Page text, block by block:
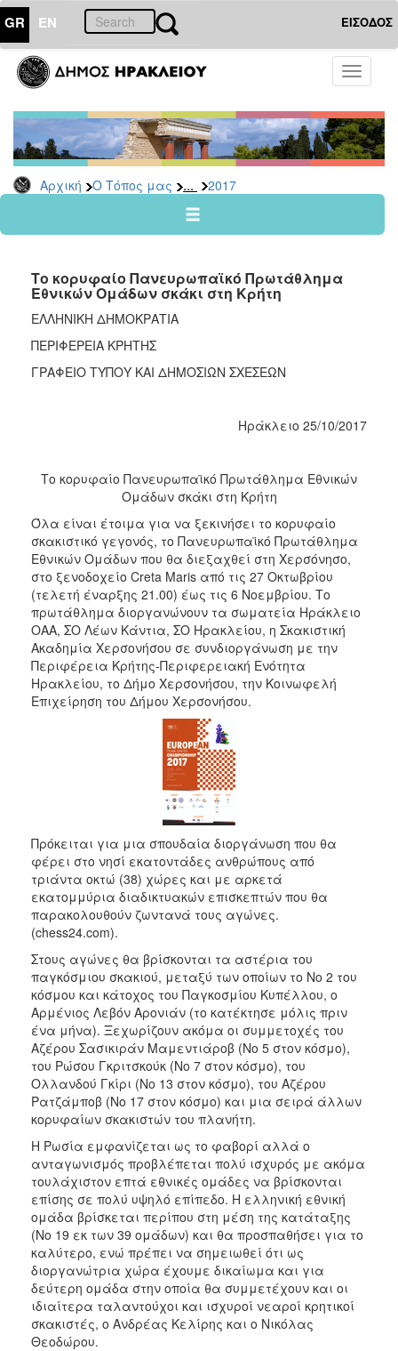
GR EN ΕΙΣΟΔΟΣ
Toggle
Αρχική Ο Τόπος μας ... 2017
ΤΟΠΟΣ
ΜΑΣ
Ανακοινώσεις
Αρχείο
2026
2024
2022
2021
2020
2019
2015
2011
ΔΗΜΟΣ
ΠΟΛΙΤΙΣΜΟΣ
ΑΝΘΕΚΤΙΚΗ
Το κορυφαίο Πανευρωπαϊκό Πρωτάθλημα
Εθνικών Ομάδων σκάκι στη Κρήτη
ΕΛΛΗΝΙΚΗ ΔΗΜΟΚΡΑΤΙΑ
ΠΕΡΙΦΕΡΕΙΑ ΚΡΗΤΗΣ
ΓΡΑΦΕΙΟ ΤΥΠΟΥ ΚΑΙ ΔΗΜΟΣΙΩΝ ΣΧΕΣΕΩΝ
Ηράκλειο 25/10/2017
Το κορυφαίο Πανευρωπαϊκό Πρωτάθλημα Εθνικών
Ομάδων σκάκι στη Κρήτη
Όλα είναι έτοιμα για να ξεκινήσει το κορυφαίο
σκακιστικό γεγονός, το Πανευρωπαϊκό Πρωτάθλημα
Εθνικών Ομάδων που θα διεξαχθεί στη Χερσόνησο,
στο ξενοδοχείο Creta Maris από τις 27 Οκτωβρίου
(τελετή έναρξης 21.00) έως τις 6 Νοεμβρίου. Το
πρωτάθλημα διοργανώνουν τα σωματεία Ηράκλειο
ΟΑΑ, ΣΟ Λέων Κάντια, ΣΟ Ηρακλείου, η Σκακιστική
Ακαδημία Χερσονήσου σε συνδιοργάνωση με την
Περιφέρεια Κρήτης-Περιφερειακή Ενότητα
Ηρακλείου, το Δήμο Χερσονήσου, την Κοινωφελή
Επιχείρηση του Δήμου Χερσονήσου.
Πρόκειται για μια σπουδαία διοργάνωση που θα
φέρει στο νησί εκατοντάδες ανθρώπους από
τριάντα οκτώ (38) χώρες και με αρκετά
εκατομμύρια διαδικτυακών επισκεπτών που θα
παρακολουθούν ζωντανά τους αγώνες.
(chess24.com).
Στους αγώνες θα βρίσκονται τα αστέρια του
παγκόσμιου σκακιού, μεταξύ των οποίων το Νο 2 του
κόσμου και κάτοχος του Παγκοσμίου Κυπέλλου, ο
Αρμένιος Λεβόν Αρονιάν (το κατέκτησε μόλις πριν
ένα μήνα). Ξεχωρίζουν ακόμα οι συμμετοχές του
Αζέρου Σασικιράν Μαμεντιάροβ (Νο 5 στον κόσμο),
του Ρώσου Γκριτσκούκ (Νο 7 στον κόσμο), του
Ολλανδού Γκίρι (No 13 στον κόσμο), του Αζέρου
Ρατζάμποβ (Νο 17 στον κόσμο) και μια σειρά άλλων
κορυφαίων σκακιστών του πλανήτη.
Η Ρωσία εμφανίζεται ως το φαβορί αλλά ο
ανταγωνισμός προβλέπεται πολύ ισχυρός με ακόμα
τουλάχιστον επτά εθνικές ομάδες να βρίσκονται
επίσης σε πολύ υψηλό επίπεδο. Η ελληνική εθνική
ομάδα βρίσκεται περίπου στη μέση της κατάταξης
(Νο 19 εκ των 39 ομάδων) και θα προσπαθήσει για το
καλύτερο, ενώ πρέπει να σημειωθεί ότι ως
διοργανώτρια χώρα έχουμε δικαίωμα και για
δεύτερη ομάδα στην οποία θα συμμετέχουν και οι
ιδιαίτερα ταλαντούχοι και ισχυροί νεαροί κρητικοί
σκακιστές, ο Ανδρέας Κελίρης και ο Νικόλας
Θεοδώρου.